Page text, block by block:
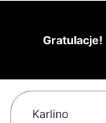
Gratulacje!
Karlino